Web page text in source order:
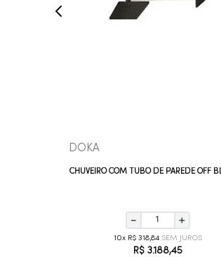
COMPRAR AGORA
DOKA
CHUVEIRO COM TUBO DE PAREDE OFF
＋
－
10 R$ 318,84
R$ 3.188,45